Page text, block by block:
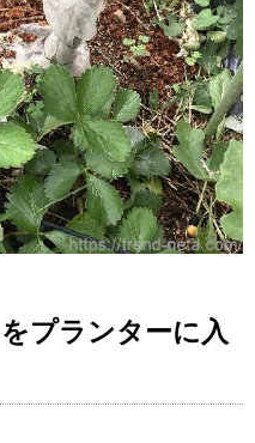
プランターに入